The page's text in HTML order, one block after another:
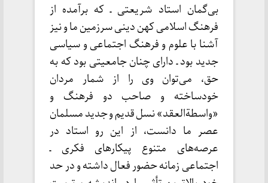
بی‌گمان استاد شریعتی ـ که برآمده از
فرهنگ اسلامی کهن دینی سرزمین ما و نیز
آشنا با علوم و فرهنگ اجتماعی و سیاسی
جدید بود ـ دارای چنان جامعیتی بود که به
حق، می‌توان وی را از شمار مردان
خودساخته و صاحب دو فرهنگ و
«واسطة‌العقد» نسل قدیم و جدید مسلمان
عصر ما دانست، از این رو استاد در
عرصه‌های متنوع پیکارهای فکری ـ
اجتماعی زمانه حضور فعال داشته و در حد